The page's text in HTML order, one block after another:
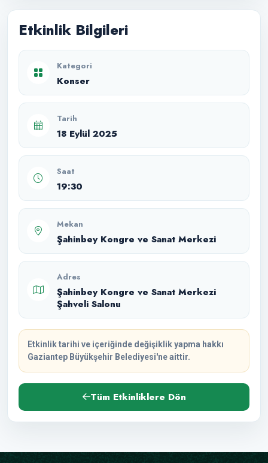
Etkinlik Bilgileri
Kategori
Konser
Tarih
18 Eylül 2025
Saat
19:30
Mekan
Şahinbey Kongre ve Sanat Merkezi
Adres
Şahinbey Kongre ve Sanat Merkezi
Şahveli Salonu
Etkinlik tarihi ve içeriğinde değişiklik yapma hakkı
Gaziantep Büyükşehir Belediyesi'ne aittir.
Tüm Etkinliklere Dön